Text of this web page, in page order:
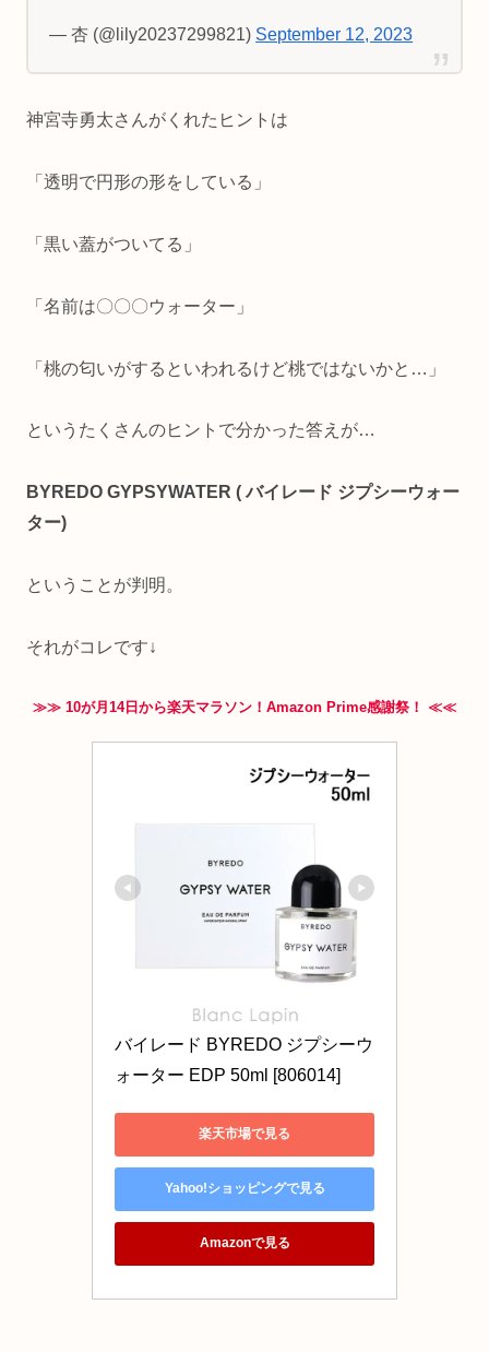
— 杏 (@lily20237299821) September 12, 2023
神宮寺勇太さんがくれたヒントは
「透明で円形の形をしている」
「黒い蓋がついてる」
「名前は〇〇〇ウォーター」
「桃の匂いがするといわれるけど桃ではないかと…」
というたくさんのヒントで分かった答えが…
BYREDO GYPSYWATER ( バイレード ジプシーウォー
ター)
ということが判明。
それがコレです↓
≫≫ 10が月14日から楽天マラソン！Amazon Prime感謝祭！ ≪≪
バイレード BYREDO ジプシーウ
ォーター EDP 50ml [806014]
楽天市場で見る
Yahoo!ショッピングで見る
Amazonで見る